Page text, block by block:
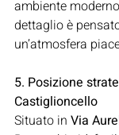
ambiente
dettaglio è
un’atmosfera
5. Posizione
Castiglioncello
Situato in Via